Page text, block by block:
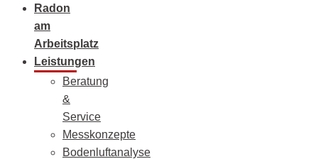
Radon
am
Arbeitsplatz
Leistungen
Beratung
&
Service
Messkonzepte
Bodenluftanalyse